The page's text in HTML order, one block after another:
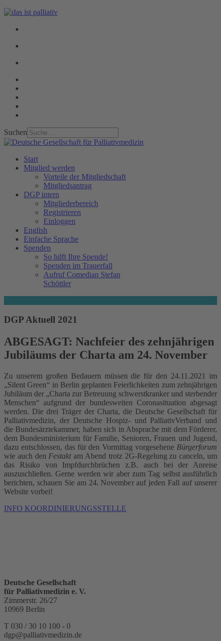
Suchen
Start
Mitglied werden
Vorteile der Mitgliedschaft
Mitgliedsantrag
DGP intern
Mitgliederbereich
Registrieren
Einloggen
English
Einfache Sprache
Spenden
So hilft Ihre Spende!
Spenden im Trauerfall
Aufruf Comedian Stefan
Schöttler
DGP Aktuell 2021
ABGESAGT: Nachfeier des zehnjährigen
Jubiläums der Charta am 24. November
Zu unserem großen Bedauern müssen die für den 24.11.2021 im
„Silent Green“ in Berlin geplanten Feierlichkeiten zum zehnjährigen
Jubiläum der „Charta zur Betreuung schwerstkranker und sterbender
Menschen“ aufgrund der bundesweiten Coronasituation abgesagt
werden. Die drei Träger der Charta, die Deutsche Gesellschaft für
Palliativmedizin, der Deutsche Hospiz- und PalliativVerband und
die Bundesärztekammer, haben sich in Absprache mit dem Förderer,
dem Bundesministerium für Familie, Senioren, Frauen und Jugend,
dazu entschlossen, das für den Vormittag vorgesehene Bürgerforum
wie auch den Festaktam Abend trotz 2G-Regelung zu canceln, um
das Risiko von Impfdurchbrüchen z.B. auch bei der Anreise
auszuschließen. Gerne werden wir aber zum Tag selbst ausführlich
berichten, schauen Sie am 24. November auf jeden Fall auf unserer
Website vorbei!
INFO KOORDINIERUNGSSTELLE
Deutsche Gesellschaft
für Palliativmedizin e. V.
Zimmerstr. 26/27
10969 Berlin
T 030 / 30 10 100 - 0
dgp@palliativmedizin.de